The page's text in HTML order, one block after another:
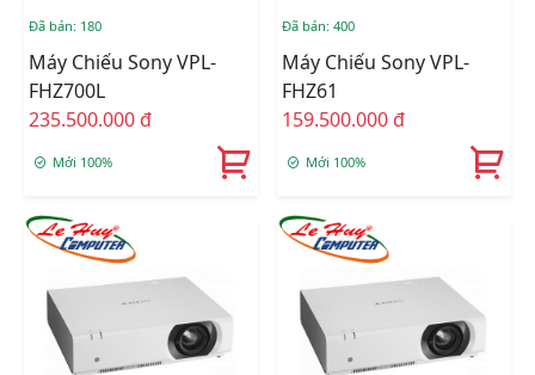
Đã bán: 180
Máy Chiếu Sony VPL-
FHZ700L
235.500.000 đ
Mới 100%
Đã bán: 400
Máy Chiếu Sony VPL-
FHZ61
159.500.000 đ
Mới 100%